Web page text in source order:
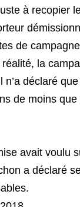
à recopier
de
la
déclaré
de moins
avait voulu
a déclaré